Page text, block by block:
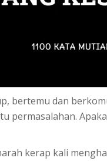
bertemu dan
permasalahan.
kerap kali